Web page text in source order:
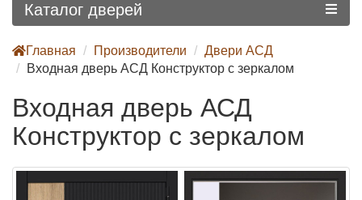
Каталог дверей
Главная Производители
Двери АСД
Входная дверь АСД Конструктор с зеркалом
Входная дверь АСД
Конструктор с зеркалом